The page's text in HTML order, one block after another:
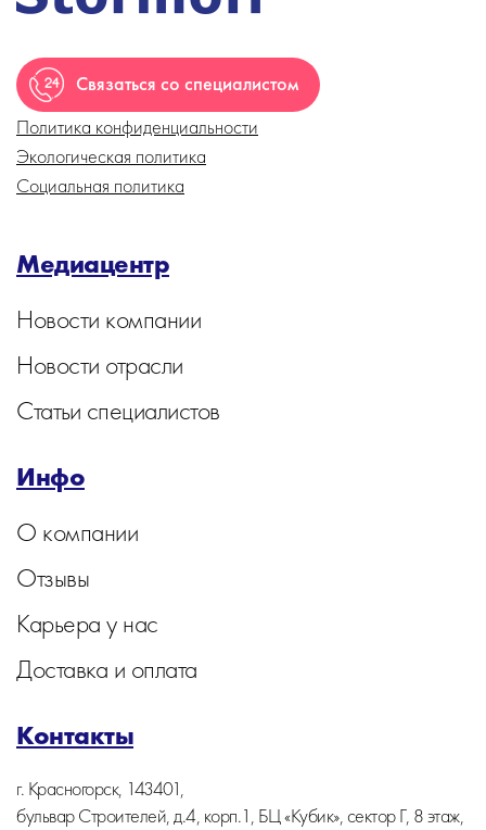
Связаться со специалистом
Политика конфиденциальности
Экологическая политика
Социальная политика
Медиацентр
Новости компании
Новости отрасли
Статьи специалистов
Инфо
О компании
Отзывы
Карьера у нас
Доставка и оплата
Контакты
г. Красногорск, 143401,
бульвар Строителей, д.4, корп.1, БЦ «Кубик», сектор Г, 8 этаж,